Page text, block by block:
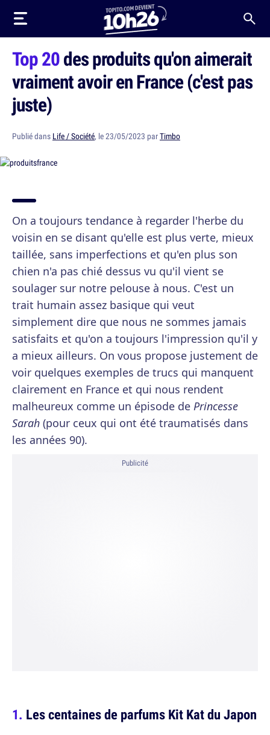
Top 20des produits qu'on aimerait
vraiment avoir en France (c'est pas
juste)
Publié dans Life / Société, le 23/05/2023 parTimbo
On a toujours tendance à regarder l'herbe du
voisin en se disant qu'elle est plus verte, mieux
taillée, sans imperfections et qu'en plus son
chien n'a pas chié dessus vu qu'il vient se
soulager sur notre pelouse à nous. C'est un
trait humain assez basique qui veut
simplement dire que nous ne sommes jamais
satisfaits et qu'on a toujours l'impression qu'il y
a mieux ailleurs. On vous propose justement de
voir quelques exemples de trucs qui manquent
clairement en France et qui nous rendent
malheureux comme un épisode de Princesse
Sarah (pour ceux qui ont été traumatisés dans
les années 90).
Publicité
Les centaines de parfums Kit Kat du Japon